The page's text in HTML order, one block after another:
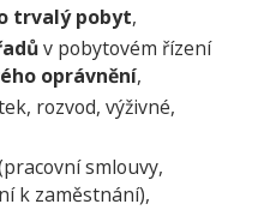
trvalý pobyt,
v pobytovém řízení
oprávnění,
rozvod, výživné,
smlouvy,
k zaměstnání),